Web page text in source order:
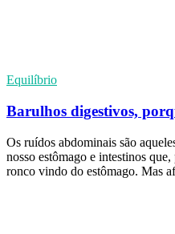
Equilíbrio
Barulhos digestivos,
Os ruídos abdominais são
nosso estômago e intestinos
ronco vindo do estômago. Mas